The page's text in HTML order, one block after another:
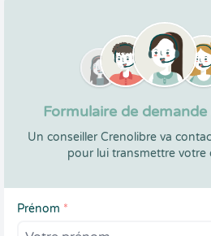
Formulaire de
Un conseiller Crenolibre va
pour lui transmettre votre
Prénom *